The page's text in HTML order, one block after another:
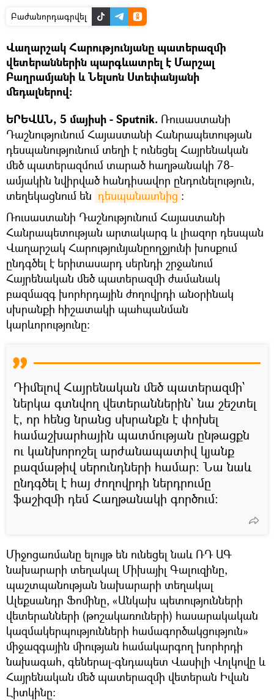
Բաժանորդագրվել
Վաղարշակ Հարությունյանը պատերազմի
վետերաններին պարգևատրել է Մարշալ
Բաղրամյանի և Նելսոն Ստեփանյանի
մեդալներով։
ԵՐԵՎԱՆ, 5 մայիսի - Sputnik. Ռուսաստանի
Դաշնությունում Հայաստանի Հանրապետության
դեսպանությունում տեղի է ունեցել Հայրենական
մեծ պատերազմում տարած հաղթանակի 78-
ամյակին նվիրված հանդիսավոր ընդունելություն,
տեղեկացնում են դեսպանատնից ։
Ռուսաստանի Դաշնությունում Հայաստանի
Հանրապետության արտակարգ և լիազոր դեսպան
Վաղարշակ Հարությունյանըողջյունի խոսքում
ընդգծել է երիտասարդ սերնդի շրջանում
Հայրենական մեծ պատերազմի ժամանակ
բազմազգ խորհրդային ժողովրդի անօրինակ
սխրանքի հիշատակի պահպանման
կարևորությունը։
Դիմելով Հայրենական մեծ պատերազմի՝
ներկա գտնվող վետերաններին՝ նա շեշտել
է, որ հենց նրանց սխրանքն է փոխել
համաշխարհային պատմության ընթացքն
ու կանխորոշել արժանապատիվ կյանք
բազմաթիվ սերունդների համար։ Նա նաև
ընդգծել է հայ ժողովրդի ներդրումը
ֆաշիզմի դեմ Հաղթանակի գործում։
Միջոցառմանը ելույթ են ունեցել նաև ՌԴ ԱԳ
նախարարի տեղակալ Միխայիլ Գալուզինը,
պաշտպանության նախարարի տեղակալ
Ալեքսանդր Ֆոմինը, «Անկախ պետությունների
վետերանների (թոշակառուների) հասարակական
կազմակերպությունների համագործակցություն»
միջազգային միության համակարգող խորհրդի
նախագահ, գեներալ-գնդապետ Վասիլի Վոլկովը և
Հայրենական մեծ պատերազմի վետերան Իվան
Լիտկինը։